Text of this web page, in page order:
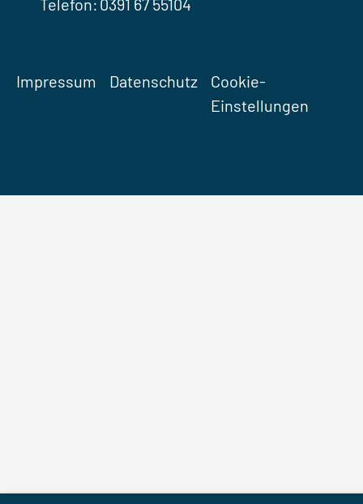
Impressum Datenschutz
Cookie-
Einstellungen